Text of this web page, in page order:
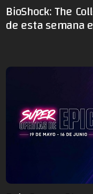
BioShock: The
de esta semana